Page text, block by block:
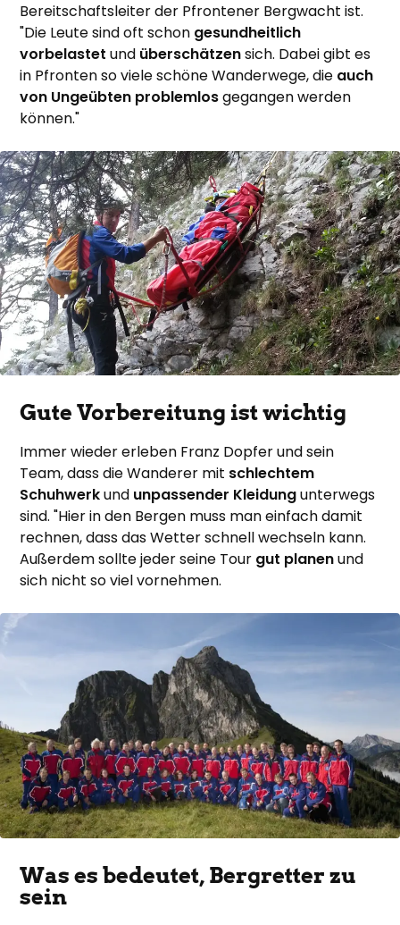
Bereitschaftsleiter der Pfrontener Bergwacht ist.
"Die Leute sind oft schon gesundheitlich
vorbelastet und überschätzensich. Dabei gibt es
in Pfronten so viele schöne Wanderwege, die auch
von Ungeübten problemlosgegangen werden
können."
Gute Vorbereitung ist wichtig
Immer wieder erleben Franz Dopfer und sein
Team, dass die Wanderer mit schlechtem
Schuhwerkund unpassender Kleidungunterwegs
sind. "Hier in den Bergen muss man einfach damit
rechnen, dass das Wetter schnell wechseln kann.
Außerdem sollte jeder seine Tour gut planenund
sich nicht so viel vornehmen.
Was es bedeutet, Bergretter zu
sein